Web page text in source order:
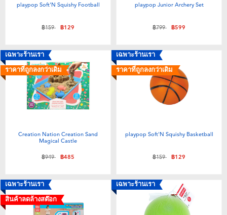
playpop Soft'N Squishy Football
ลดราคาจาก
฿159ถึง฿129
playpop Junior Archery Set
ลดราคาจาก
฿799ถึง฿599
เฉพาะร้านเรา
ราคาที่ถูกลงกว่าเดิม
Creation Nation Creation Sand
Magical Castle
ลดราคาจาก
฿949ถึง฿485
เฉพาะร้านเรา
ราคาที่ถูกลงกว่าเดิม
playpop Soft'N Squishy Basketball
ลดราคาจาก
฿159ถึง฿129
เฉพาะร้านเรา
สินค้าลดล้างสต๊อก
เฉพาะร้านเรา